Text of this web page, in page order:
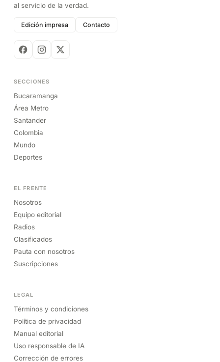
al servicio de la verdad.
Edición impresa Contacto
SECCIONES
Bucaramanga
Área Metro
Santander
Colombia
Mundo
Deportes
EL FRENTE
Nosotros
Equipo editorial
Radios
Clasificados
Pauta con nosotros
Suscripciones
LEGAL
Términos y condiciones
Política de privacidad
Manual editorial
Uso responsable de IA
Corrección de errores